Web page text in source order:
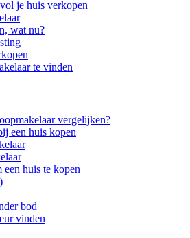
je huis verkopen
wat nu?
te vinden
vergelijken?
een huis kopen
een huis te kopen
bod
vinden